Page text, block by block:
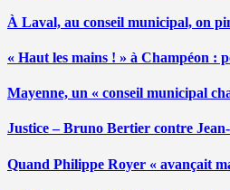
À Laval, au conseil municipal, on
« Haut les mains ! » à Champéon :
Mayenne, un « conseil municipal
Justice – Bruno Bertier contre
Quand Philippe Royer « avançait